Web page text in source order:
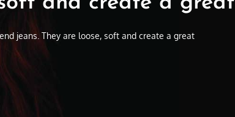
jeans. They are loose, soft and create a great